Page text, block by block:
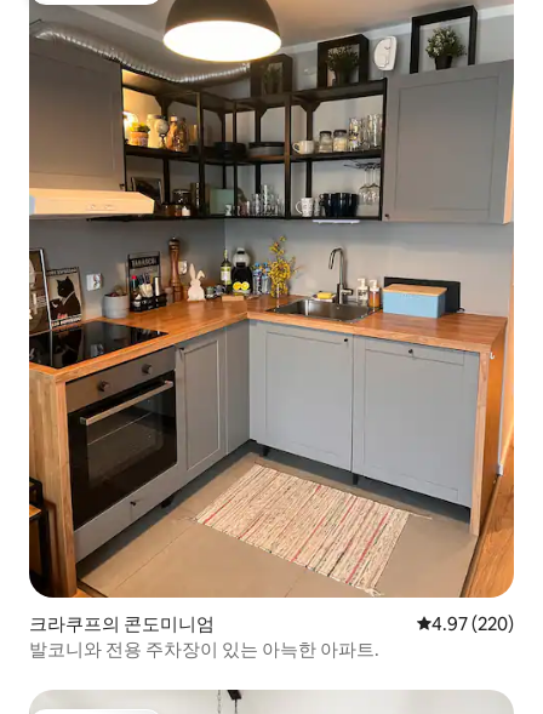
크라쿠프의 콘도미니엄 평점 4.97점(5
4.97 (220)
발코니와 전용 주차장이 있는 아늑한 아파트.